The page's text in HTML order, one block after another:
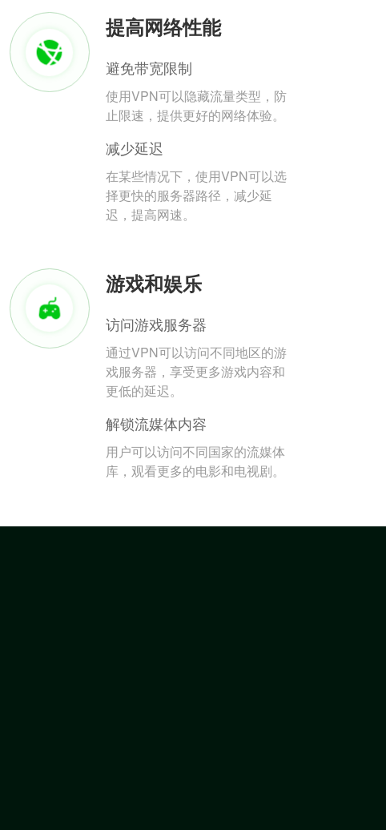
提高网络性能
避免带宽限制
使用VPN可以隐藏流量类型，防
止限速，提供更好的网络体验。
减少延迟
在某些情况下，使用VPN可以选
择更快的服务器路径，减少延
迟，提高网速。
游戏和娱乐
访问游戏服务器
通过VPN可以访问不同地区的游
戏服务器，享受更多游戏内容和
更低的延迟。
解锁流媒体内容
用户可以访问不同国家的流媒体
库，观看更多的电影和电视剧。